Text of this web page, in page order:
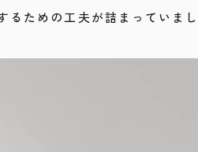
ための工夫が詰まっていまし